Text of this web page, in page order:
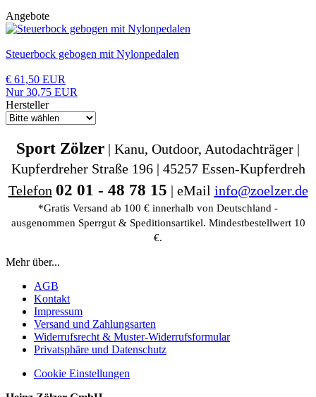
Angebote
Steuerbock gebogen mit Nylonpedalen
€ 61,50 EUR
Nur 30,75 EUR
Hersteller
Sport Zölzer | Kanu, Outdoor, Autodachträger |
Kupferdreher Straße 196 | 45257 Essen-Kupferdreh
Telefon 02 01 - 48 78 15 | eMail info@zoelzer.de
*Gratis Versand ab 100 € innerhalb von Deutschland -
ausgenommen Sperrgut & Speditionsartikel. Mindestbestellwert 10
€.
Mehr über...
AGB
Kontakt
Impressum
Versand und Zahlungsarten
Widerrufsrecht & Muster-Widerrufsformular
Privatsphäre und Datenschutz
Cookie Einstellungen